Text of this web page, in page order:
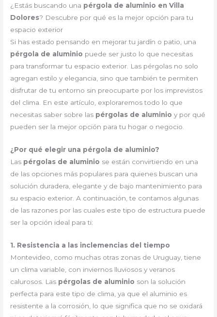
¿Estás buscando una pérgola de aluminio en Villa
Dolores? Descubre por qué es la mejor opción para tu
espacio exterior
Si has estado pensando en mejorar tu jardín o patio, una
pérgola de aluminio puede ser justo lo que necesitas
para transformar tu espacio exterior. Las pérgolas no solo
agregan estilo y elegancia, sino que también te permiten
disfrutar de tu entorno sin preocuparte por los imprevistos
del clima. En este artículo, exploraremos todo lo que
necesitas saber sobre las pérgolas de aluminio y por qué
pueden ser la mejor opción para tu hogar o negocio.
¿Por qué elegir una pérgola de aluminio?
Las pérgolas de aluminio se están convirtiendo en una
de las opciones más populares para quienes buscan una
solución duradera, elegante y de bajo mantenimiento para
su espacio exterior. A continuación, te contamos algunas
de las razones por las cuales este tipo de estructura puede
ser la opción ideal para ti:
1. Resistencia a las inclemencias del tiempo
Montevideo, como muchas otras zonas de Uruguay, tiene
un clima variable, con inviernos lluviosos y veranos
calurosos. Las pérgolas de aluminio son la solución
perfecta para este tipo de clima, ya que el aluminio es
resistente a la corrosión, lo que significa que no se oxidará